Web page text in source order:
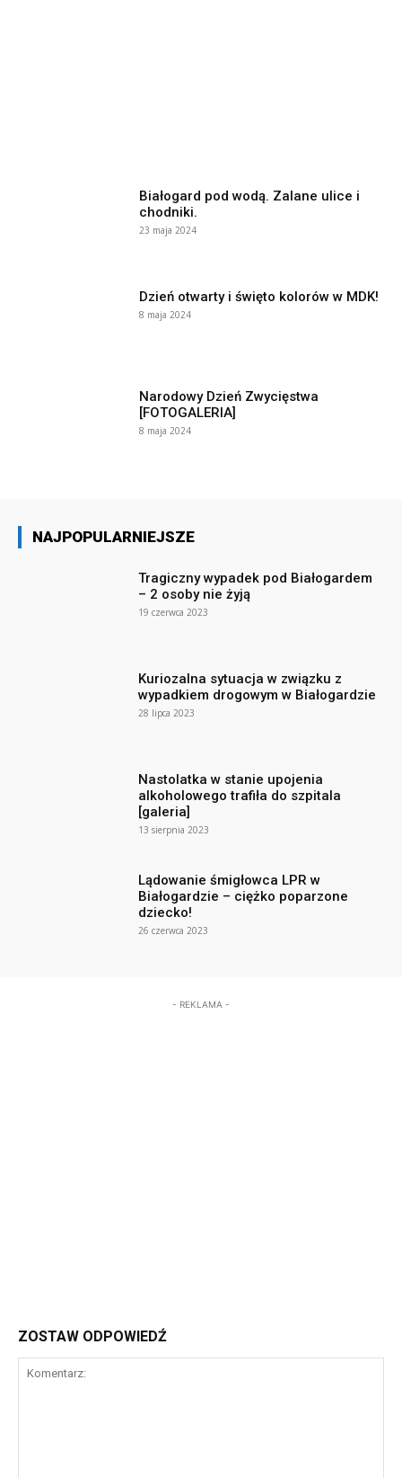
Białogard pod wodą. Zalane ulice i
chodniki.
23 maja 2024
Dzień otwarty i święto kolorów w MDK!
8 maja 2024
Narodowy Dzień Zwycięstwa
[FOTOGALERIA]
8 maja 2024
NAJPOPULARNIEJSZE
Tragiczny wypadek pod Białogardem
– 2 osoby nie żyją
19 czerwca 2023
Kuriozalna sytuacja w związku z
wypadkiem drogowym w Białogardzie
28 lipca 2023
Nastolatka w stanie upojenia
alkoholowego trafiła do szpitala
[galeria]
13 sierpnia 2023
Lądowanie śmigłowca LPR w
Białogardzie – ciężko poparzone
dziecko!
26 czerwca 2023
- REKLAMA -
ZOSTAW ODPOWIEDŹ